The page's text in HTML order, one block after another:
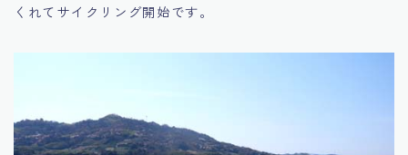
くれてサイクリング開始です。